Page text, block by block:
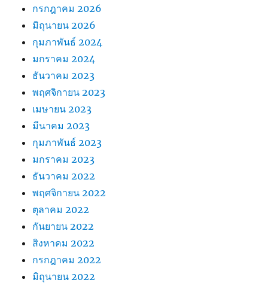
กรกฎาคม 2026
มิถุนายน 2026
กุมภาพันธ์ 2024
มกราคม 2024
ธันวาคม 2023
พฤศจิกายน 2023
เมษายน 2023
มีนาคม 2023
กุมภาพันธ์ 2023
มกราคม 2023
ธันวาคม 2022
พฤศจิกายน 2022
ตุลาคม 2022
กันยายน 2022
สิงหาคม 2022
กรกฎาคม 2022
มิถุนายน 2022